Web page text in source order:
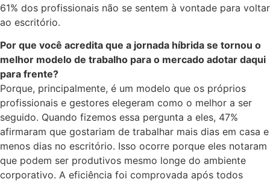
61% dos profissionais não se sentem à vontade para voltar
ao escritório.
Por que você acredita que a jornada híbrida se tornou o
melhor modelo de trabalho para o mercado adotar daqui
para frente?
Porque, principalmente, é um modelo que os próprios
profissionais e gestores elegeram como o melhor a ser
seguido. Quando fizemos essa pergunta a eles, 47%
afirmaram que gostariam de trabalhar mais dias em casa e
menos dias no escritório. Isso ocorre porque eles notaram
que podem ser produtivos mesmo longe do ambiente
corporativo. A eficiência foi comprovada após todos